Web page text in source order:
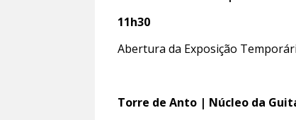
11h30
Abertura da Exposição
Torre de Anto | Núcleo da